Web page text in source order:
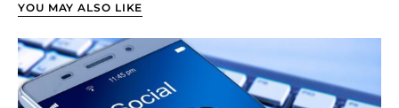
YOU MAY ALSO LIKE